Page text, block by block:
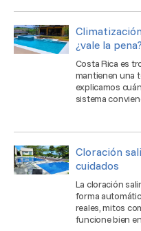
¿vale la pena?
Costa Rica es
mantienen una
explicamos
sistema
Cloración
cuidados
La cloración
forma
reales, mitos
funcione bien